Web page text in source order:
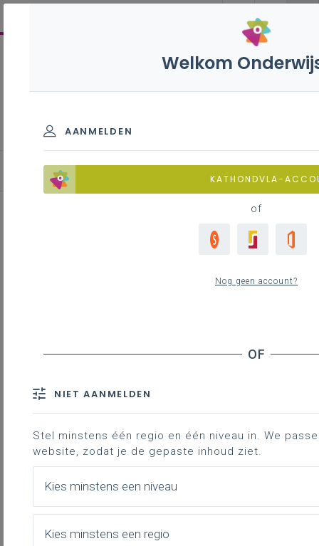
Visie
Materiële vereisten
Referenties
Downloads
Inleiding
Dit leerplan is onderdeel van
Welkom
AANMELDEN
KATHONDVLA-
of
Nog geen account?
NIET AANMELDEN
Stel minstens één regio en één niveau in. We
website, zodat je de gepaste inhoud ziet.
Kies minstens een niveau
Kies minstens een regio